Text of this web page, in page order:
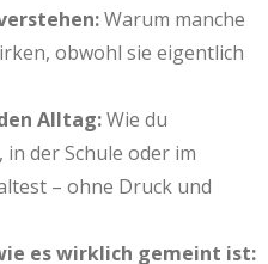
Warum manche
obwohl sie eigentlich
Alltag:Wie du
der Schule oder im
– ohne Druck und
es wirklich gemeint ist: